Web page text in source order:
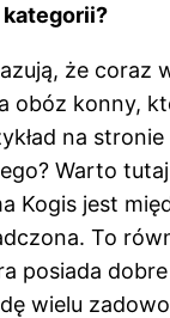
że coraz
obóz konny,
na
Warto
Kogis jest
To
posiada
wielu